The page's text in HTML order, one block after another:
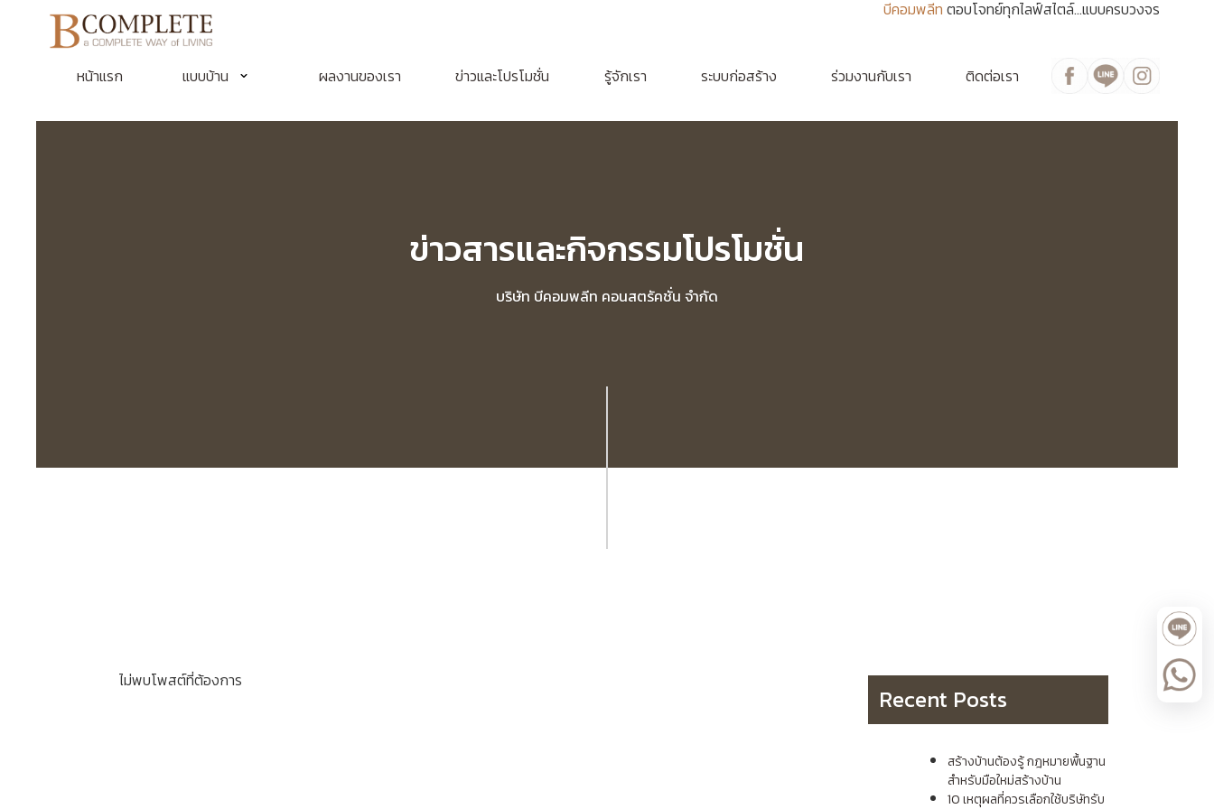
บีคอมพลีท ตอบโจทย์ทุกไลฟ์สไตล์...แบบครบวงจร
หน้าแรก แบบบ้าน ผลงานของเรา ข่าวและโปรโมชั่น รู้จักเรา ระบบก่อสร้าง ร่วมงานกับเรา ติดต่อเรา
ข่าวสารและกิจกรรมโปรโมชั่น
บริษัท บีคอมพลีท คอนสตรัคชั่น จำกัด
ไม่พบโพสต์ที่ต้องการ
Recent Posts
สร้างบ้านต้องรู้ กฎหมายพื้นฐาน
สำหรับมือใหม่สร้างบ้าน
10 เหตุผลที่ควรเลือกใช้บริษัทรับ